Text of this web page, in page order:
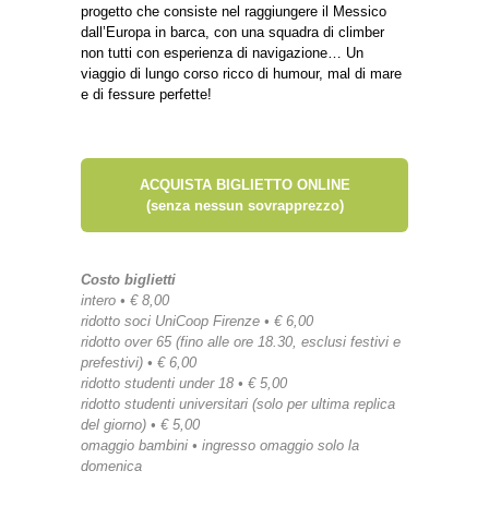
progetto che consiste nel raggiungere il Messico
dall’Europa in barca, con una squadra di climber
non tutti con esperienza di navigazione… Un
viaggio di lungo corso ricco di humour, mal di mare
e di fessure perfette!
ACQUISTA BIGLIETTO ONLINE
(senza nessun sovrapprezzo)
Costo biglietti
intero • € 8,00
ridotto soci UniCoop Firenze • € 6,00
ridotto over 65 (fino alle ore 18.30, esclusi festivi e
prefestivi) • € 6,00
ridotto studenti under 18 • € 5,00
ridotto studenti universitari (solo per ultima replica
del giorno) • € 5,00
omaggio bambini • ingresso omaggio solo la
domenica